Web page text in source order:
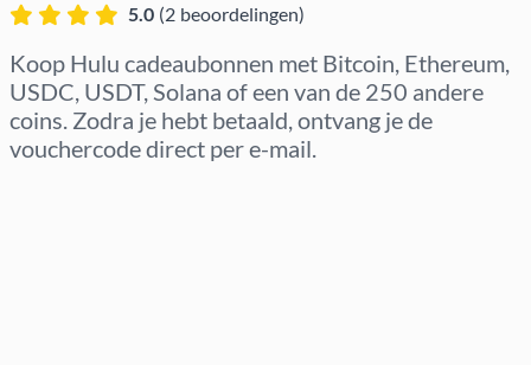
5.0 (2 beoordelingen)
Koop Hulu cadeaubonnen met Bitcoin, Ethereum,
USDC, USDT, Solana of een van de 250 andere
coins. Zodra je hebt betaald, ontvang je de
vouchercode direct per e-mail.